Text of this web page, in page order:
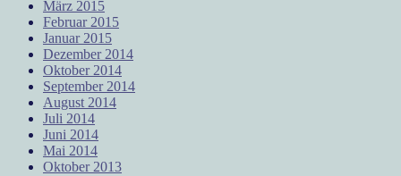
März 2015
Februar 2015
Januar 2015
Dezember 2014
Oktober 2014
September 2014
August 2014
Juli 2014
Juni 2014
Mai 2014
Oktober 2013